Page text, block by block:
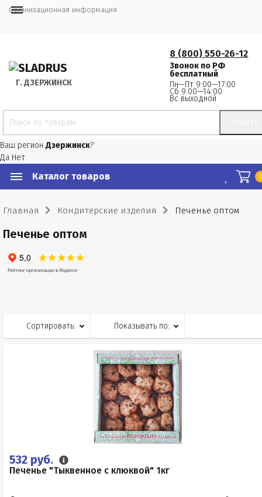
Организационная информация
Г. ДЗЕРЖИНСК
8 (800) 550-26-12
Звонок по РФ
бесплатный
Пн—Пт 9:00—17:00
Сб 9:00—14:00
Вс выходной
Ваш регион Дзержинск?
Да Нет
Каталог товаров
Главная Кондитерские изделия Печенье оптом
Печенье оптом
Сортировать: Показывать по:
532 руб.
Печенье "Тыквенное с клюквой" 1кг